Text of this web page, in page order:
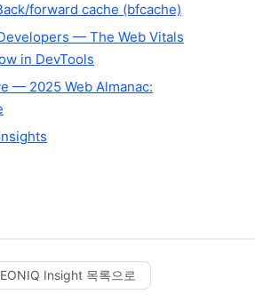
forward cache (bfcache)
— The Web Vitals
in DevTools
— 2025 Web Almanac:
Insight 목록으로